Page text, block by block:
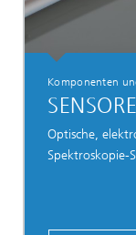
Komponenten
Optische,
Spektroskopie-